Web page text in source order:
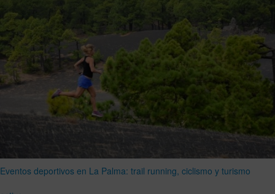
Eventos deportivos en La Palma: trail running, ciclismo y turismo